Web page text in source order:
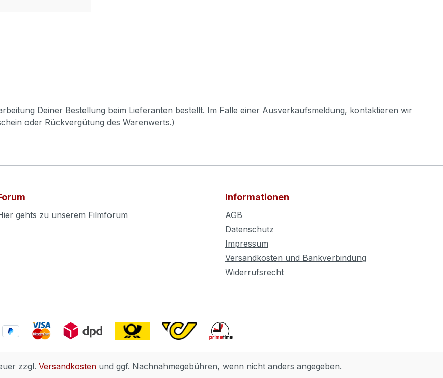
Deiner Bestellung beim Lieferanten bestellt. Im Falle einer Ausverkaufsmeldung, kontaktieren wir
oder Rückvergütung des Warenwerts.)
gehts zu unserem Filmforum
Informationen
AGB
Datenschutz
Impressum
Versandkosten und Bankverbindung
Widerrufsrecht
zzgl. Versandkosten und ggf. Nachnahmegebühren, wenn nicht anders angegeben.